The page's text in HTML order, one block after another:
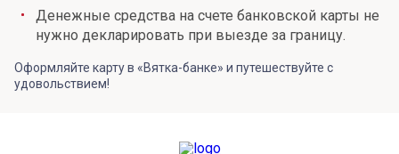
Денежные средства на счете банковской карты не
нужно декларировать при выезде за границу.
Оформляйте карту в «Вятка-банке» и путешествуйте с
удовольствием!